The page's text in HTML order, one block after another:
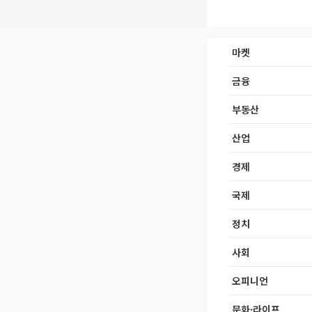
마켓
금융
부동산
산업
경제
국제
정치
사회
오피니언
문화·라이프